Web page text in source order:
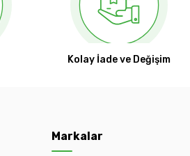
Kolay İade ve Değişim
Markalar